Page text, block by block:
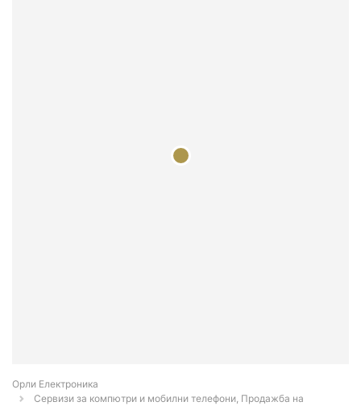
Орли Електроника
Сервизи за компютри и мобилни телефони, Продажба на